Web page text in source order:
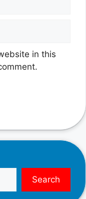
in this
Search